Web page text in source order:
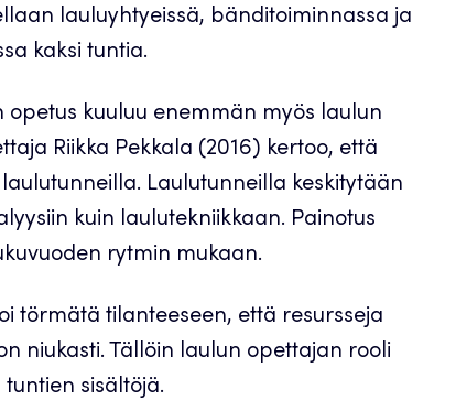
lauluyhtyeissä, bänditoiminnassa ja
kaksi tuntia.
kuuluu enemmän myös laulun
Riikka Pekkala (2016) kertoo, että
Laulutunneilla keskitytään
kuin laulutekniikkaan. Painotus
rytmin mukaan.
törmätä tilanteeseen, että resursseja
niukasti. Tällöin laulun opettajan rooli
sisältöjä.